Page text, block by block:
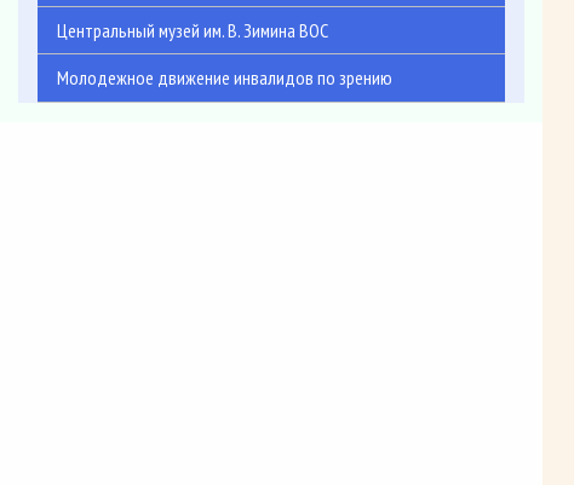
Центральный музей им. В. Зимина ВОС
Молодежное движение инвалидов по зрению